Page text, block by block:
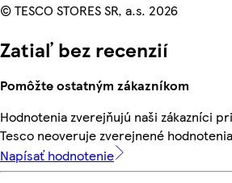
© TESCO STORES SR, a.s. 2026
Zatiaľ bez recenzií
Pomôžte ostatným zákazníkom
Hodnotenia zverejňujú naši zákazníci
Tesco neoveruje zverejnené
Napísať hodnotenie